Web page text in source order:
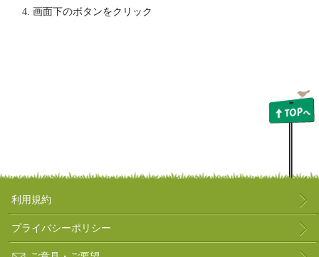
画面下のボタンをクリック
利用規約
プライバシーポリシー